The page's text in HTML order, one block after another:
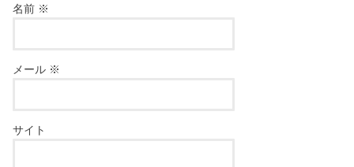
名前 ※
メール ※
サイト